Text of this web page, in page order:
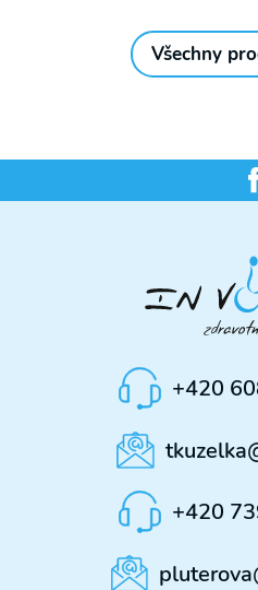
Všechny
+420
+420